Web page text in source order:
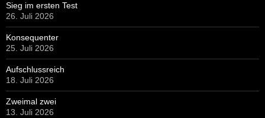
Sieg im ersten Test
26. Juli 2026
Konsequenter
25. Juli 2026
Aufschlussreich
18. Juli 2026
Zweimal zwei
13. Juli 2026